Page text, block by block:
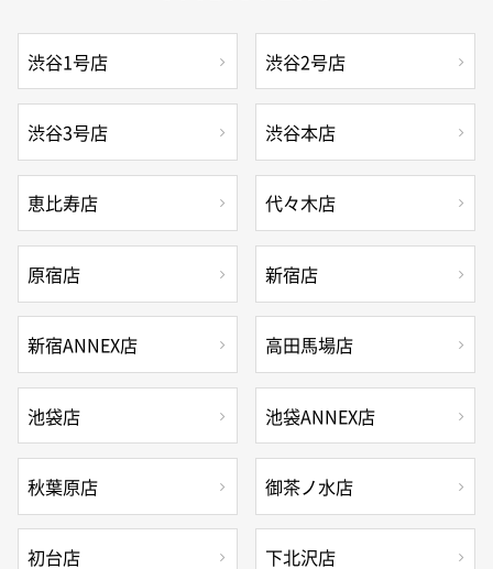
渋谷1号店 渋谷2号店
渋谷3号店 渋谷本店
恵比寿店 代々木店
原宿店 新宿店
新宿ANNEX店 高田馬場店
池袋店 池袋ANNEX店
秋葉原店 御茶ノ水店
初台店 下北沢店